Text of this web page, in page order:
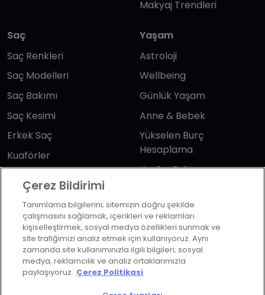
Makyaj Trendleri
Saç
Saç Renkleri
Saç Modelleri
Saç Bakımı
Saç Kesimi
Erkek Saç
Kuaförler
Yaşam
Astroloji
Wellbeing
Günlük Yaşam
Anne & Bebek
Yükselen Burç
Hesaplama
Kuafor Bulma
Bizi takip edin
Çerez Bildirimi
Tanımlama bilgilerini; sitemizin doğru şekilde
çalışmasını sağlamak, içerikleri ve reklamları
kişiselleştirmek, sosyal medya özellikleri sunmak ve
site trafiğimizi analiz etmek için kullanıyoruz. Aynı
zamanda site kullanımınızla ilgili bilgileri; sosyal
medya, reklamcılık ve analiz ortaklarımızla
paylaşıyoruz. Çerez Politikasi